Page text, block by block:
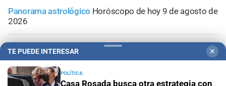
Panorama astrológico Horóscopo de hoy 9 de agosto de
2026
Horóscopo del díaHoróscopo de hoy para Piscis: 09 de
TE PUEDE INTERESAR ✕
POLÍTICA
Casa Rosada busca otra estrategia con